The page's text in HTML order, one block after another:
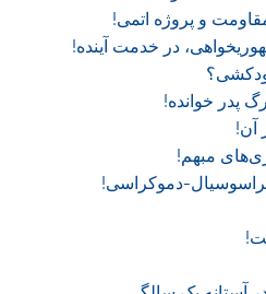
و پروژه اتمی!
در خدمت آینده!
پدر خوانده!
مبهم!
دموکراسی!